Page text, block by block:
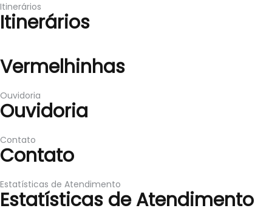
Itinerários
Itinerários
Vermelhinhas
Ouvidoria
Ouvidoria
Contato
Contato
Estatísticas de Atendimento
Estatísticas de Atendimento